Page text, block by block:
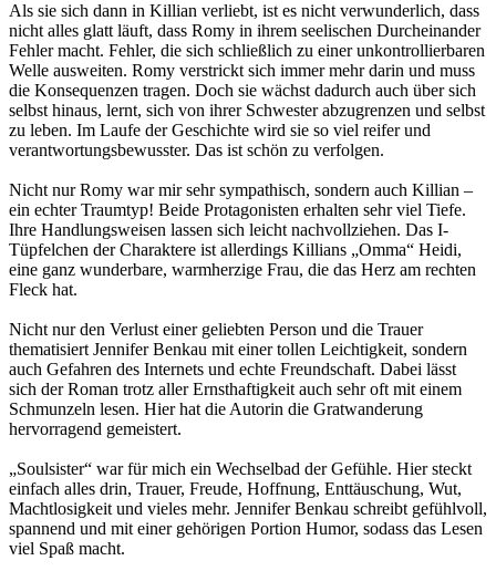
Als sie sich dann in Killian verliebt, ist es nicht verwunderlich, dass
nicht alles glatt läuft, dass Romy in ihrem seelischen Durcheinander
Fehler macht. Fehler, die sich schließlich zu einer unkontrollierbaren
Welle ausweiten. Romy verstrickt sich immer mehr darin und muss
die Konsequenzen tragen. Doch sie wächst dadurch auch über sich
selbst hinaus, lernt, sich von ihrer Schwester abzugrenzen und selbst
zu leben. Im Laufe der Geschichte wird sie so viel reifer und
verantwortungsbewusster. Das ist schön zu verfolgen.
Nicht nur Romy war mir sehr sympathisch, sondern auch Killian –
ein echter Traumtyp! Beide Protagonisten erhalten sehr viel Tiefe.
Ihre Handlungsweisen lassen sich leicht nachvollziehen. Das I-
Tüpfelchen der Charaktere ist allerdings Killians „Omma“ Heidi,
eine ganz wunderbare, warmherzige Frau, die das Herz am rechten
Fleck hat.
Nicht nur den Verlust einer geliebten Person und die Trauer
thematisiert Jennifer Benkau mit einer tollen Leichtigkeit, sondern
auch Gefahren des Internets und echte Freundschaft. Dabei lässt
sich der Roman trotz aller Ernsthaftigkeit auch sehr oft mit einem
Schmunzeln lesen. Hier hat die Autorin die Gratwanderung
hervorragend gemeistert.
„Soulsister“ war für mich ein Wechselbad der Gefühle. Hier steckt
einfach alles drin, Trauer, Freude, Hoffnung, Enttäuschung, Wut,
Machtlosigkeit und vieles mehr. Jennifer Benkau schreibt gefühlvoll,
spannend und mit einer gehörigen Portion Humor, sodass das Lesen
viel Spaß macht.